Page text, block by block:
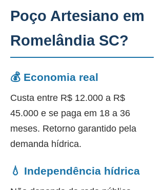
Poço Artesiano em
Romelândia SC?
💰 Economia real
Custa entre R$ 12.000 a R$
45.000 e se paga em 18 a 36
meses. Retorno garantido pela
demanda hídrica.
💧 Independência hídrica